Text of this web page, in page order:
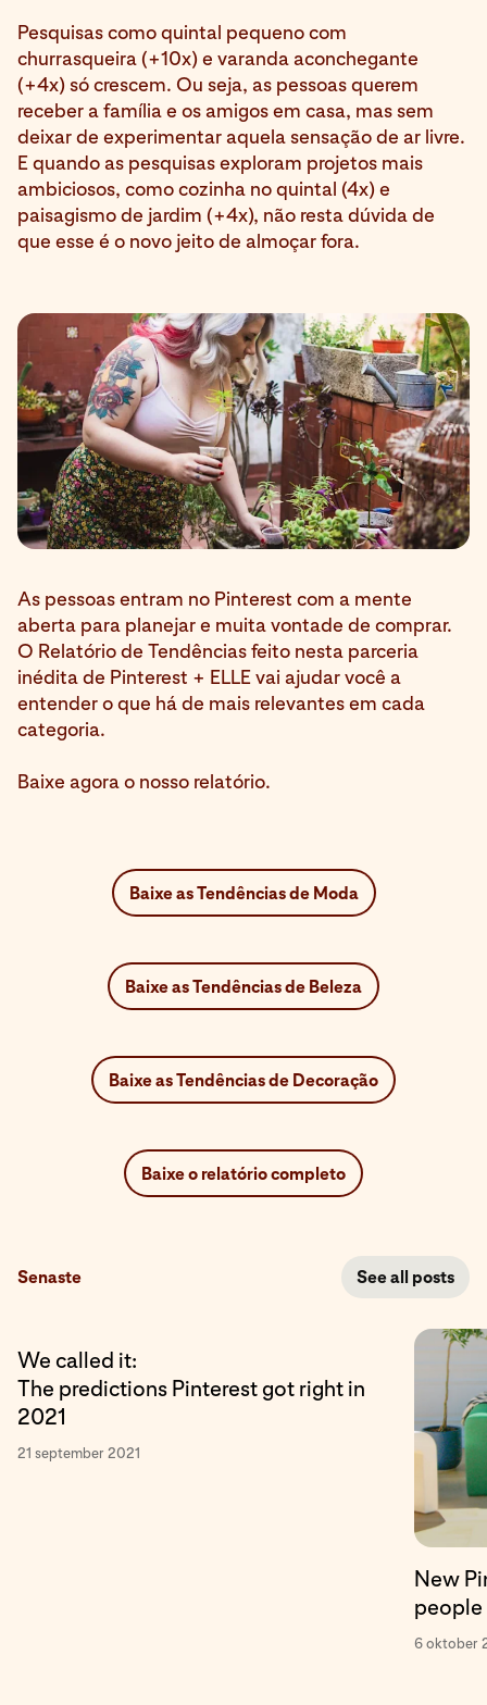
Pesquisas como quintal pequeno com
churrasqueira (+10x) e varanda aconchegante
(+4x) só crescem. Ou seja, as pessoas querem
receber a família e os amigos em casa, mas sem
deixar de experimentar aquela sensação de ar livre.
E quando as pesquisas exploram projetos mais
ambiciosos, como cozinha no quintal (4x) e
paisagismo de jardim (+4x), não resta dúvida de
que esse é o novo jeito de almoçar fora.
As pessoas entram no Pinterest com a mente
aberta para planejar e muita vontade de comprar.
O Relatório de Tendências feito nesta parceria
inédita de Pinterest + ELLE vai ajudar você a
entender o que há de mais relevantes em cada
categoria.
Baixe agora o nosso relatório.
Baixe as Tendências de Moda
Baixe as Tendências de Beleza
Baixe as Tendências de Decoração
Baixe o relatório completo
Senaste See all posts
We called it:
The predictions Pinterest got right in
2021
21 september 2021
New
6 oktober